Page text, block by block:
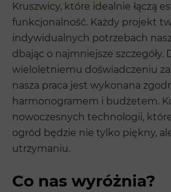
Kruszwicy, które idealnie łączą
funkcjonalność. Każdy projekt
indywidualnych potrzebach
dbając o najmniejsze szczegóły.
wieloletniemu doświadczeniu
nasza praca jest wykonana
harmonogramem i budżetem.
nowoczesnych technologii,
ogród będzie nie tylko piękny,
utrzymaniu.
Co nas wyróżnia?